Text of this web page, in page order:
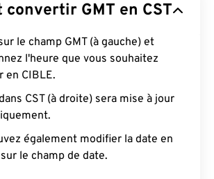
convertir GMT en CST
le champ GMT (à gauche) et
l'heure que vous souhaitez
en CIBLE.
CST (à droite) sera mise à jour
également modifier la date en
le champ de date.